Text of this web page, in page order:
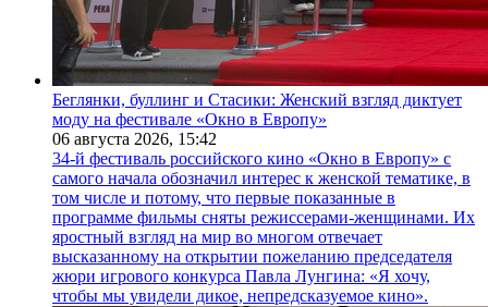
Беглянки, буллинг и Стасики: Женский взгляд диктует
моду на фестивале «Окно в Европу»
06 августа 2026, 15:42
34-й фестиваль российского кино «Окно в Европу» с
самого начала обозначил интерес к женской тематике, в
том числе и потому, что первые показанные в
программе фильмы сняты режиссерами-женщинами. Их
яростный взгляд на мир во многом отвечает
высказанному на открытии пожеланию председателя
жюри игрового конкурса Павла Лунгина: «Я хочу,
чтобы мы увидели дикое, непредсказуемое кино».